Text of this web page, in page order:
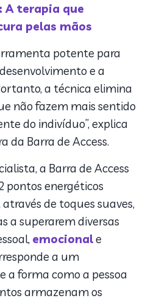
A terapia que
pelas mãos
potente para
e a
a técnica elimina
não fazem mais sentido
do indivíduo”, explica
da Barra de Access.
a Barra de Access
pontos energéticos
de toques suaves,
a superarem diversas
emocionale
a um
a forma como a pessoa
armazenam os